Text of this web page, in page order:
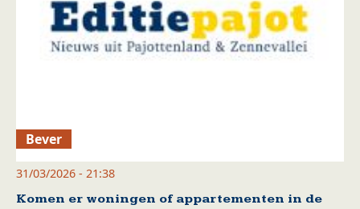
Bever
31/03/2026 - 21:38
Komen er woningen of appartementen in de